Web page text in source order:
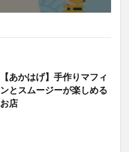
【あかはげ】手作りマフィ
ンとスムージーが楽しめる
お店